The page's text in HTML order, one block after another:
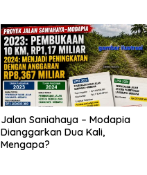
Jalan Saniahaya – Modapia
Dianggarkan Dua Kali,
Mengapa?